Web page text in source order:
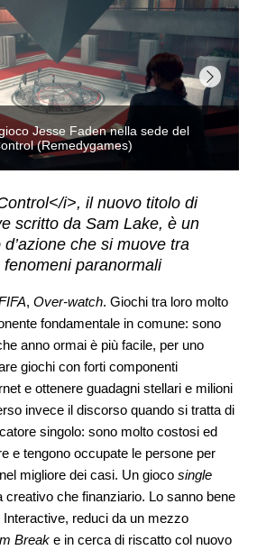
Jesse Faden nella sede del
(Remedygames)
i>, il nuovo titolo di
scritto da Sam Lake, è un
che si muove tra
paranormali
, Over-watch. Giochi tra loro molto
fondamentale in comune: sono
anno ormai è più facile, per uno
giochi con forti componenti
e ottenere guadagni stellari e milioni
invece il discorso quando si tratta di
singolo: sono molto costosi ed
e tengono occupate le persone per
migliore dei casi. Un gioco single
che finanziario. Lo sanno bene
reduci da un mezzo
Break e in cerca di riscatto col nuovo